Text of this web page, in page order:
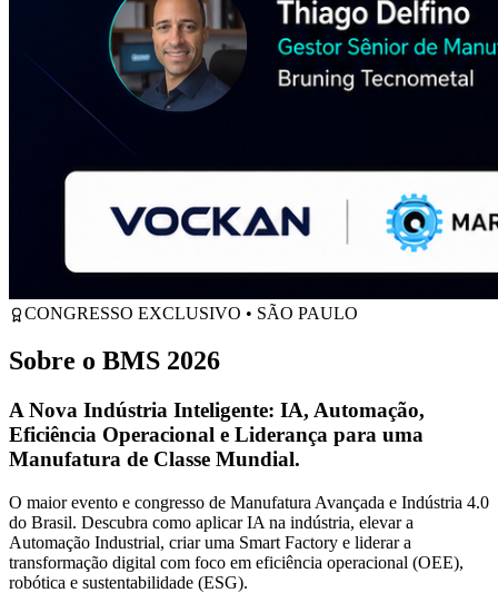
CONGRESSO EXCLUSIVO • SÃO PAULO
Sobre o BMS 2026
A Nova Indústria Inteligente: IA, Automação,
Eficiência Operacional e Liderança para uma
Manufatura de Classe Mundial.
O maior evento e congresso de Manufatura Avançada e Indústria 4.0
do Brasil. Descubra como aplicar IA na indústria, elevar a
Automação Industrial, criar uma Smart Factory e liderar a
transformação digital com foco em eficiência operacional (OEE),
robótica e sustentabilidade (ESG).